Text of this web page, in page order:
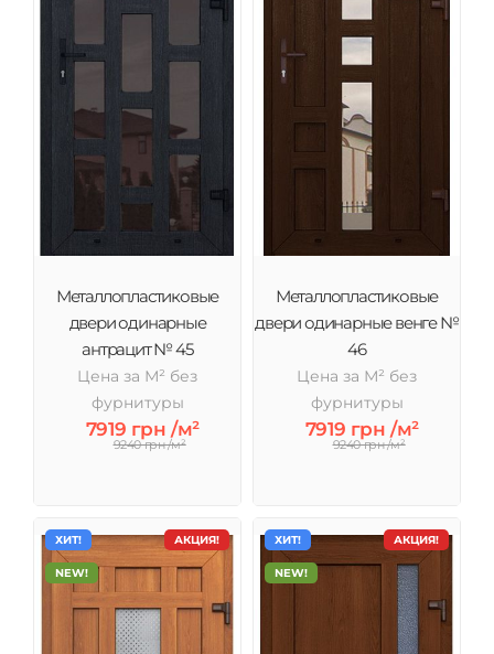
Металлопластиковые
двери одинарные
антрацит № 45
Цена за М² без
фурнитуры
7919 грн /м²
9240 грн /м²
Металлопластиковые
двери одинарные венге №
46
Цена за М² без
фурнитуры
7919 грн /м²
9240 грн /м²
АКЦИЯ!
ХИТ!
NEW!
АКЦИЯ!
ХИТ!
NEW!